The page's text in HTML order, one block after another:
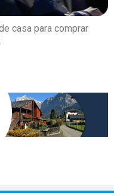
casa para comprar